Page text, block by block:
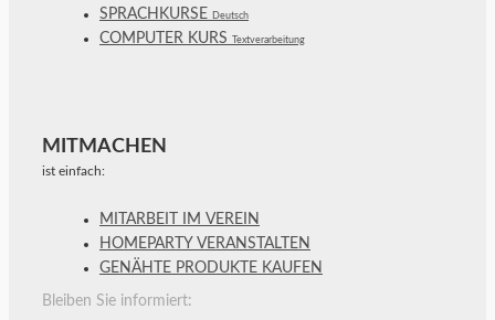
SPRACHKURSE Deutsch
COMPUTER KURS Textverarbeitung
MITMACHEN
ist einfach:
MITARBEIT IM VEREIN
HOMEPARTY VERANSTALTEN
GENÄHTE PRODUKTE KAUFEN
Bleiben Sie informiert: